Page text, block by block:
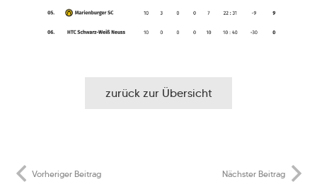
zurück zur Übersicht
Vorheriger Beitrag Nächster Beitrag